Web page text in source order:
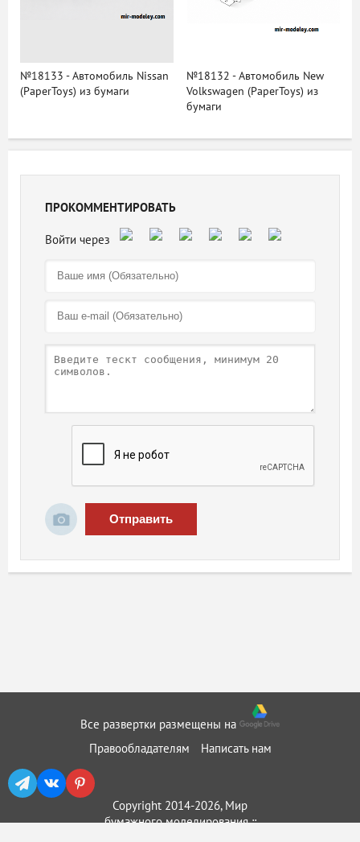
№18133 - Автомобиль Nissan
(PaperToys) из бумаги
№18132 - Автомобиль New
Volkswagen (PaperToys) из
бумаги
ПРОКОММЕНТИРОВАТЬ
Отправить
Все развертки размещены на
Правообладателям
Написать нам
Copyright 2014-2026, Мир
бумажного моделирования ::